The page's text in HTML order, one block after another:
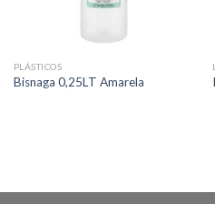
PLÁSTICOS
Bisnaga 0,25LT Amarela